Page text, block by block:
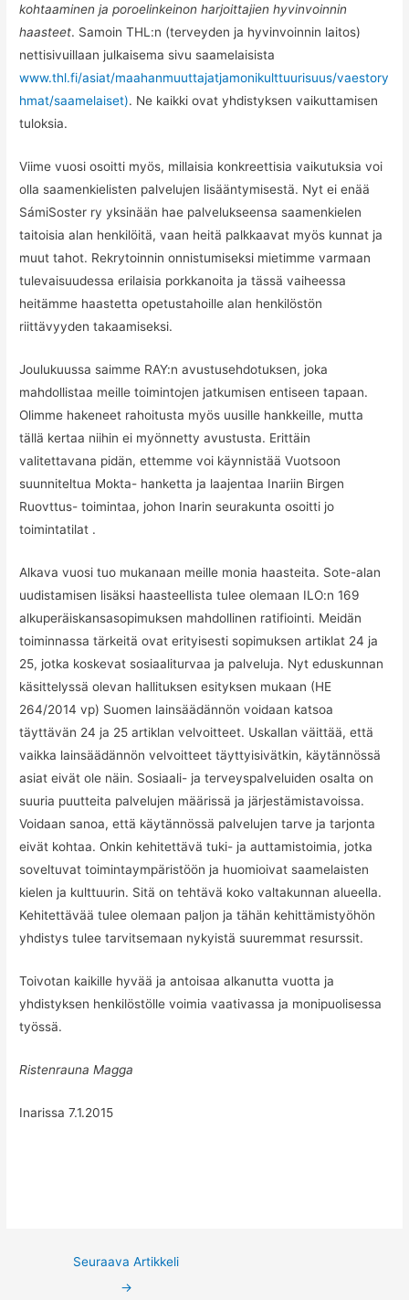
kohtaaminen ja poroelinkeinon harjoittajien hyvinvoinnin
haasteet. Samoin THL:n (terveyden ja hyvinvoinnin laitos)
nettisivuillaan julkaisema sivu saamelaisista
www.thl.fi/asiat/maahanmuuttajatjamonikulttuurisuus/vaestory
hmat/saamelaiset). Ne kaikki ovat yhdistyksen vaikuttamisen
tuloksia.
Viime vuosi osoitti myös, millaisia konkreettisia vaikutuksia voi
olla saamenkielisten palvelujen lisääntymisestä. Nyt ei enää
SámiSoster ry yksinään hae palvelukseensa saamenkielen
taitoisia alan henkilöitä, vaan heitä palkkaavat myös kunnat ja
muut tahot. Rekrytoinnin onnistumiseksi mietimme varmaan
tulevaisuudessa erilaisia porkkanoita ja tässä vaiheessa
heitämme haastetta opetustahoille alan henkilöstön
riittävyyden takaamiseksi.
Joulukuussa saimme RAY:n avustusehdotuksen, joka
mahdollistaa meille toimintojen jatkumisen entiseen tapaan.
Olimme hakeneet rahoitusta myös uusille hankkeille, mutta
tällä kertaa niihin ei myönnetty avustusta. Erittäin
valitettavana pidän, ettemme voi käynnistää Vuotsoon
suunniteltua Mokta- hanketta ja laajentaa Inariin Birgen
Ruovttus- toimintaa, johon Inarin seurakunta osoitti jo
toimintatilat .
Alkava vuosi tuo mukanaan meille monia haasteita. Sote-alan
uudistamisen lisäksi haasteellista tulee olemaan ILO:n 169
alkuperäiskansasopimuksen mahdollinen ratifiointi. Meidän
toiminnassa tärkeitä ovat erityisesti sopimuksen artiklat 24 ja
25, jotka koskevat sosiaaliturvaa ja palveluja. Nyt eduskunnan
käsittelyssä olevan hallituksen esityksen mukaan (HE
264/2014 vp) Suomen lainsäädännön voidaan katsoa
täyttävän 24 ja 25 artiklan velvoitteet. Uskallan väittää, että
vaikka lainsäädännön velvoitteet täyttyisivätkin, käytännössä
asiat eivät ole näin. Sosiaali- ja terveyspalveluiden osalta on
suuria puutteita palvelujen määrissä ja järjestämistavoissa.
Voidaan sanoa, että käytännössä palvelujen tarve ja tarjonta
eivät kohtaa. Onkin kehitettävä tuki- ja auttamistoimia, jotka
soveltuvat toimintaympäristöön ja huomioivat saamelaisten
kielen ja kulttuurin. Sitä on tehtävä koko valtakunnan alueella.
Kehitettävää tulee olemaan paljon ja tähän kehittämistyöhön
yhdistys tulee tarvitsemaan nykyistä suuremmat resurssit.
Toivotan kaikille hyvää ja antoisaa alkanutta vuotta ja
yhdistyksen henkilöstölle voimia vaativassa ja monipuolisessa
työssä.
Ristenrauna Magga
Inarissa 7.1.2015
Seuraava Artikkeli
→